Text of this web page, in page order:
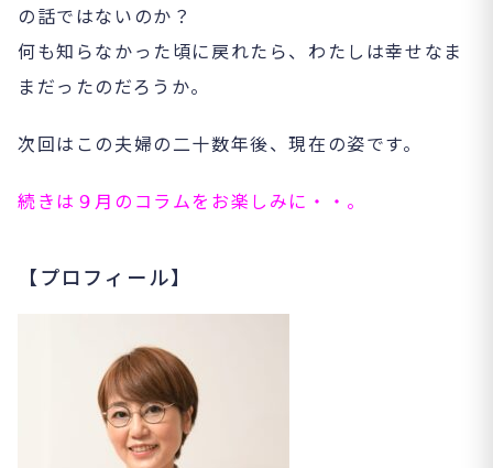
の話ではないのか？
何も知らなかった頃に戻れたら、わたしは幸せなま
まだったのだろうか。
次回はこの夫婦の二十数年後、現在の姿です。
続きは９月のコラムをお楽しみに・・。
【プロフィール】